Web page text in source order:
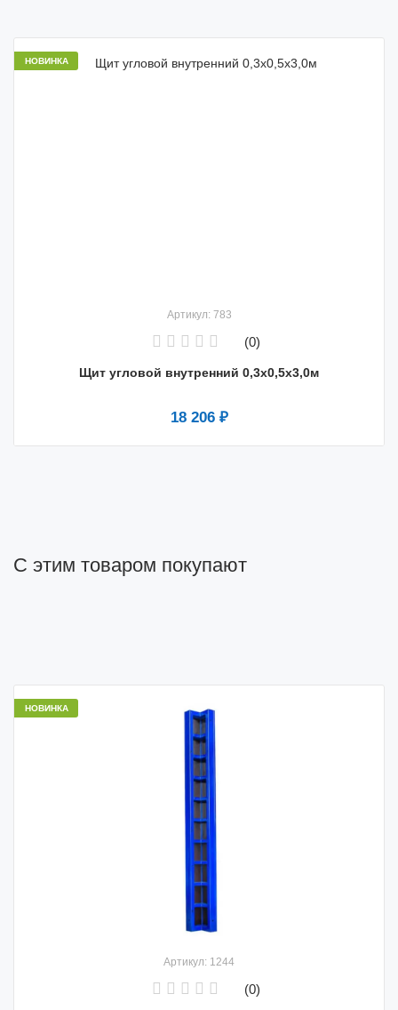
НОВИНКА
Артикул: 783
(0)
Щит угловой внутренний 0,3х0,5х3,0м
18 206 ₽
С этим товаром покупают
НОВИНКА
Артикул: 1244
(0)